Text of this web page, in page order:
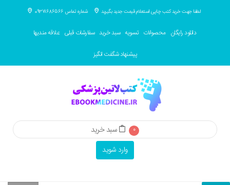
شماره تماس 09371686566 لطفا جهت خرید کتب چاپی استعلام قیمت جدید بگیرید
علاقه مندیها سفارشات قبلی سبد خرید تسویه محصولات دانلود رایگان
پیشنهاد شگفت انگیز
سبد خرید 0
وارد شوید